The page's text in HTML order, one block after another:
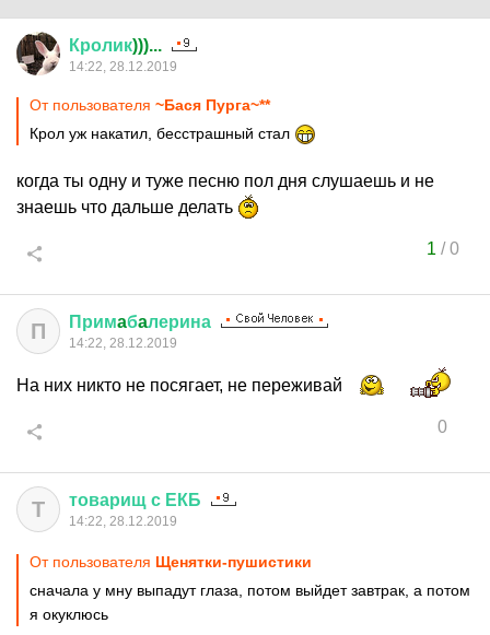
Кролик)))...
14:22, 28.12.2019
От пользователя ~Бася Пурга~**
Крол уж накатил, бесстрашный стал
когда ты одну и туже песню пол дня слушаешь и не
знаешь что дальше делать
1 /0
П Примaбaлерина
14:22, 28.12.2019
На них никто не посягает, не переживай
0
Т товарищ с ЕКБ
14:22, 28.12.2019
От пользователя Щенятки-пушистики
сначала у мну выпадут глаза, потом выйдет завтрак, а потом
я окуклюсь